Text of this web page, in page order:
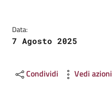
Data:
7 Agosto 2025
Condividi Vedi azioni